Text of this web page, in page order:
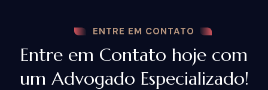
ENTRE EM CONTATO
Entre em Contato hoje com
um Advogado Especializado!